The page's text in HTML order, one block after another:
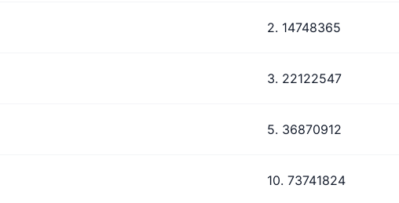
2. 14748365
3. 22122547
5. 36870912
10. 73741824